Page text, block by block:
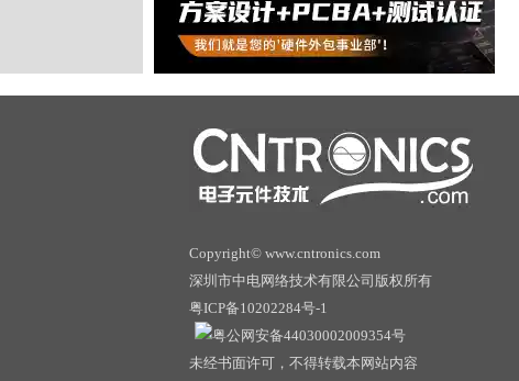
Copyright© www.cntronics.com
深圳市中电网络技术有限公司版权所有
粤ICP备10202284号-1
粤公网安备44030002009354号
未经书面许可，不得转载本网站内容